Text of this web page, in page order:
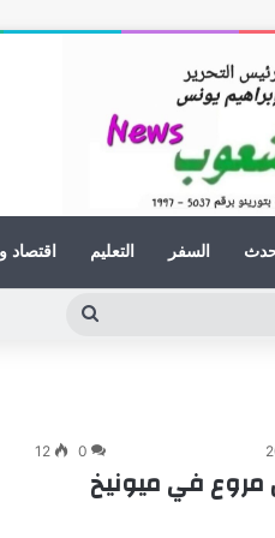
السفر التعليم اقتصاد
0
12
مروع في ميونيخ